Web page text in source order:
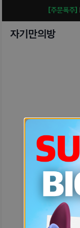
[주문폭주]
자기만의방